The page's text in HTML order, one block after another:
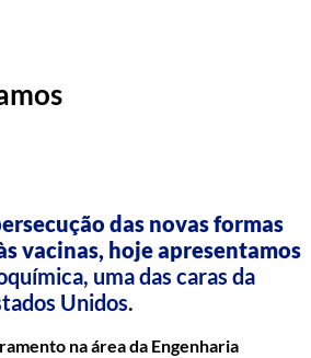
das novas formas
vacinas, hoje apresentamos
uma das caras da
Unidos.
na área da Engenharia